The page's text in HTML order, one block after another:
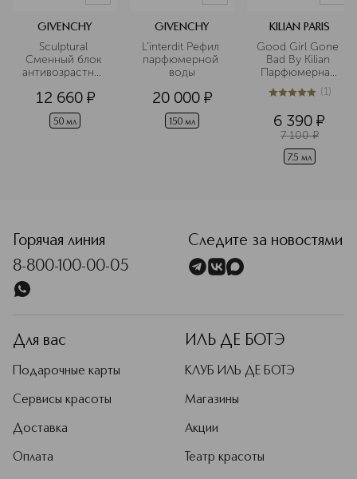
GIVENCHY
Sculptural
Сменный блок
антивозрастного
12 660 ¤
50 мл
GIVENCHY
L’interdit Рефил
парфюмерной
воды
20 000 ¤
150 мл
KILIAN PARIS
Good Girl Gone
Bad By Kilian
Парфюмерная
вода в
дорожном
5из 51 (1)
6 390 ¤
7 100 ¤
7.5 мл
Горячая линия
8-800-100-00-05
Следите за новостями
Для вас
Подарочные карты
Сервисы красоты
Доставка
Оплата
ИЛЬ ДЕ БОТЭ
КЛУБ ИЛЬ ДЕ БОТЭ
Магазины
Акции
Театр красоты